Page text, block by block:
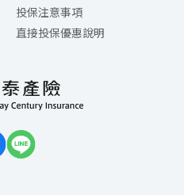
投保注意事項
直接投保優惠說明